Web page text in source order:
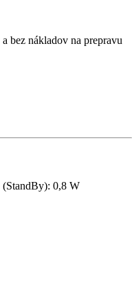
bez nákladov na prepravu
(StandBy): 0,8 W